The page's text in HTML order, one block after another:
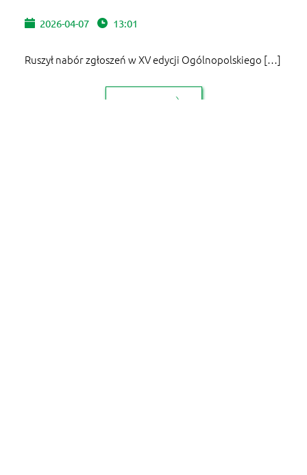
2026-04-07 13:01
Ruszył nabór zgłoszeń w XV edycji Ogólnopolskiego […]